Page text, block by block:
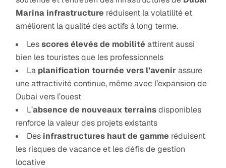
Marina infrastructure réduisent la volatilité et
améliorent la qualité des actifs à long terme.
Lesscores élevés de mobilité attirent aussi
bien les touristes que les professionnels
La planification tournée vers l’avenirassure
une attractivité continue, même avec l’expansion de
Dubai vers l’ouest
L’absence de nouveaux terrainsdisponibles
renforce la valeur des projets existants
Des infrastructures haut de gamme réduisent
les risques de vacance et les défis de gestion
locative